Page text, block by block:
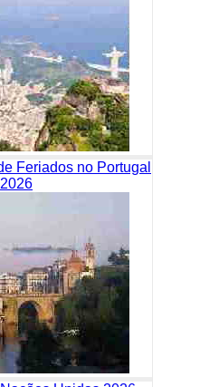
Feriados no Portugal
2026